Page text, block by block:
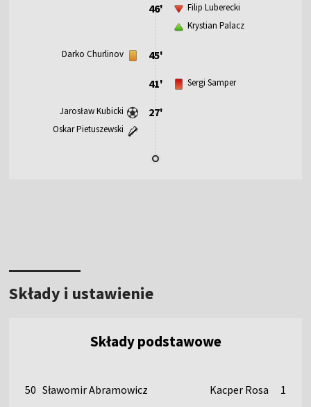
46'
Filip Luberecki
Krystian Palacz
45'
Darko Churlinov
41' Sergi Samper
27'
Jarosław Kubicki
Oskar Pietuszewski
Składy i ustawienie
Składy podstawowe
50 Sławomir Abramowicz Kacper Rosa 1